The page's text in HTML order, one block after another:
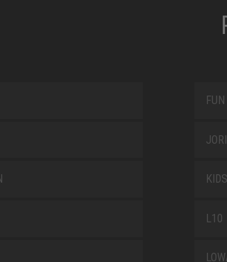
FUN
L10